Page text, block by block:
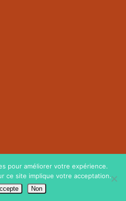
pour améliorer votre expérience.
ce site implique votre acceptation.
Non